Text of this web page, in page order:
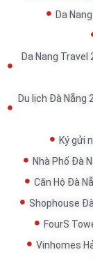
Da
Da Nang Travel
Du lịch Đà Nẵng
Ký gửi
Nhà Phố Đà
Căn Hộ Đà
Shophouse
FourS
Vinhomes